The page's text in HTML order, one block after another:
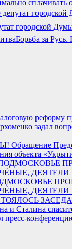
городской
Борьба за Русь.
реформу
ПОДМОСКОВЬЕ
ДЕЯТЕЛИ